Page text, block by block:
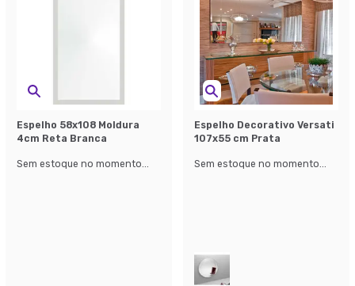
Espelho 58x108 Moldura
4cm Reta Branca
Sem estoque no momento...
Espelho Decorativo Versati
107x55 cm Prata
Sem estoque no momento...